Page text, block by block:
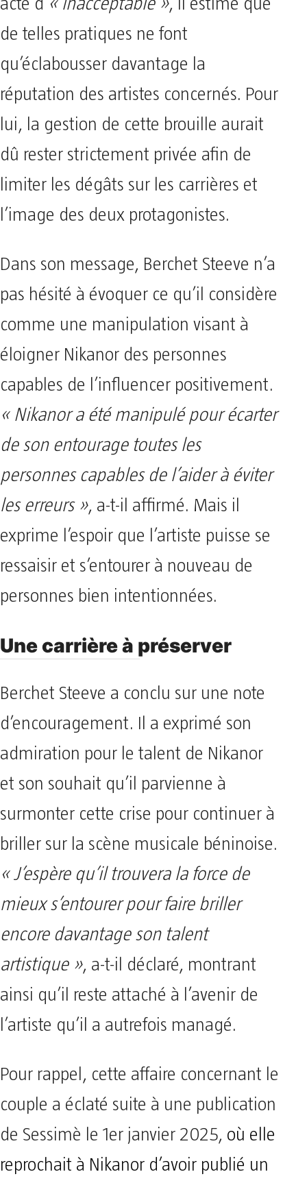
acte d’ « inacceptable », il estime que
de telles pratiques ne font
qu’éclabousser davantage la
réputation des artistes concernés. Pour
lui, la gestion de cette brouille aurait
dû rester strictement privée afin de
limiter les dégâts sur les carrières et
l’image des deux protagonistes.
Dans son message, Berchet Steeve n’a
pas hésité à évoquer ce qu’il considère
comme une manipulation visant à
éloigner Nikanor des personnes
capables de l’influencer positivement.
« Nikanor a été manipulé pour écarter
de son entourage toutes les
personnes capables de l’aider à éviter
les erreurs », a-t-il affirmé. Mais il
exprime l’espoir que l’artiste puisse se
ressaisir et s’entourer à nouveau de
personnes bien intentionnées.
Une carrière à préserver
Berchet Steeve a conclu sur une note
d’encouragement. Il a exprimé son
admiration pour le talent de Nikanor
et son souhait qu’il parvienne à
surmonter cette crise pour continuer à
briller sur la scène musicale béninoise.
« J’espère qu’il trouvera la force de
mieux s’entourer pour faire briller
encore davantage son talent
artistique », a-t-il déclaré, montrant
ainsi qu’il reste attaché à l’avenir de
l’artiste qu’il a autrefois managé.
Pour rappel, cette affaire concernant le
couple a éclaté suite à une publication
de Sessimè le 1er janvier 2025, où elle
reprochait à Nikanor d’avoir publié un